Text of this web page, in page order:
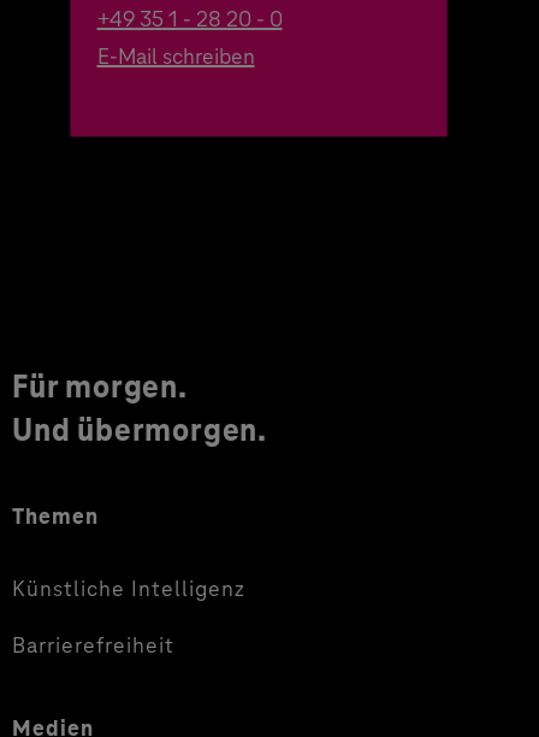
+49 35 1 - 28 20 - 0
E-Mail schreiben
Für morgen.
Und übermorgen.
Themen
Künstliche Intelligenz
Barrierefreiheit
Medien